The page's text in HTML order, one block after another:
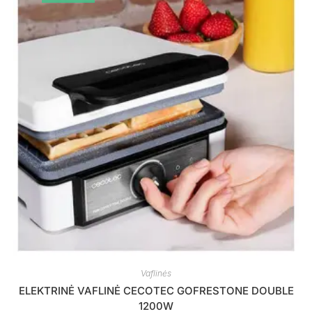
Vaflinės
ELEKTRINĖ VAFLINĖ CECOTEC GOFRESTONE DOUBLE
1200W